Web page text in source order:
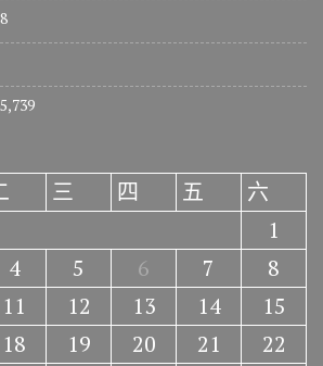
三 四 五
六
1
4 5 6 7
8
11 12 13 14
15
18 19 20 21
22